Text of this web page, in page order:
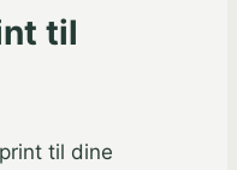
til
til dine